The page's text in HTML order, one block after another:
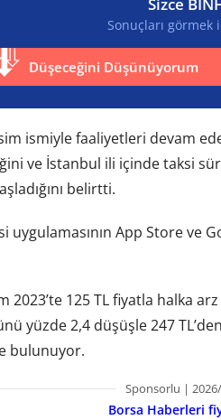
Sizce
Sonuçları görmek
Düşeceğini Düşünüyorum
ismiyle faaliyetleri devam
ve İstanbul ili içinde taksi
belirtti.
uygulamasının App Store ve
2023’te 125 TL fiyatla halka
yüzde 2,4 düşüşle 247
bulunuyor.
Sponsorlu |
Borsa Haberleri